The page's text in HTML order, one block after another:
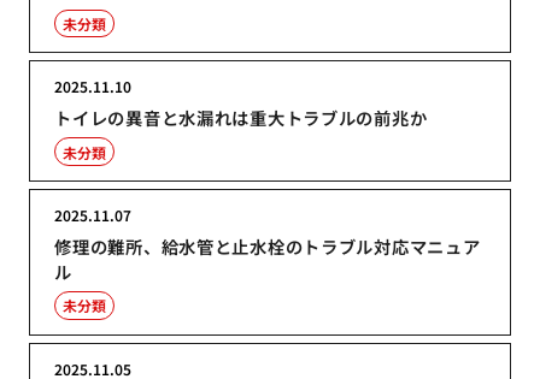
未分類
トイレの異音と水漏れは重大トラブルの前兆か
2025.11.10
未分類
修理の難所、給水管と止水栓のトラブル対応マニュア
ル
2025.11.07
未分類
2025.11.05